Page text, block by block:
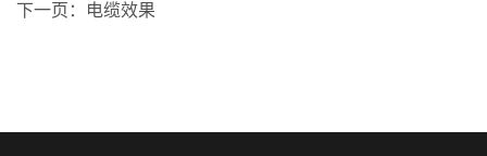
下一页：
电缆效果